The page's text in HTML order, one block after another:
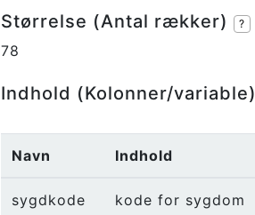
Størrelse (Antal rækker) ?
78
Indhold (Kolonner/variable)
Navn Indhold
sygdkode kode for sygdom